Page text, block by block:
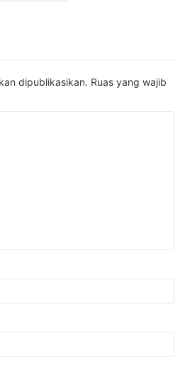
dipublikasikan. Ruas yang wajib